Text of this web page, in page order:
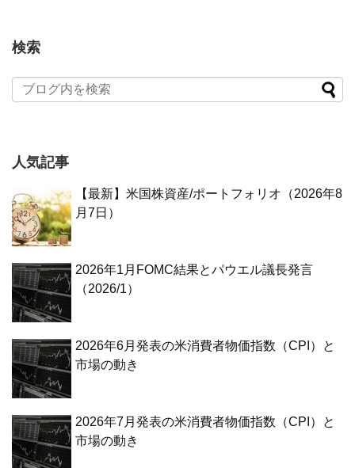
検索
人気記事
【最新】米国株資産/ポートフォリオ（2026年8
月7日）
2026年1月FOMC結果とパウエル議長発言
（2026/1）
2026年6月発表の米消費者物価指数（CPI）と
市場の動き
2026年7月発表の米消費者物価指数（CPI）と
市場の動き